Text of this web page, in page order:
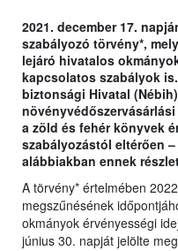
2021. december 17.
szabályozó törvény*,
lejáró hivatalos
kapcsolatos szabályok
biztonsági Hivatal
a zöld és fehér könyvek
szabályozástól eltérően
alábbiakban ennek
A törvény* értelmében
megszűnésének
okmányok érvényességi
június 30. napját jelölte